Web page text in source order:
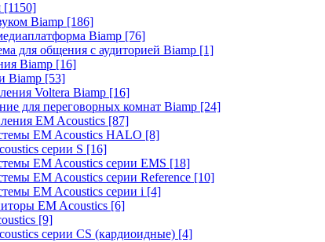
[1150]
Biamp [186]
Biamp [76]
для общения с аудиторией Biamp [1]
Biamp [16]
Biamp [53]
Voltera Biamp [16]
для переговорных комнат Biamp [24]
EM Acoustics [87]
EM Acoustics HALO [8]
серии S [16]
EM Acoustics серии EMS [18]
EM Acoustics серии Reference [10]
EM Acoustics серии i [4]
EM Acoustics [6]
[9]
серии CS (кардиоидные) [4]